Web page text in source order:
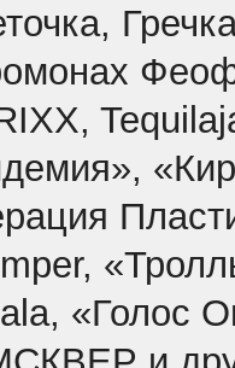
«Голос